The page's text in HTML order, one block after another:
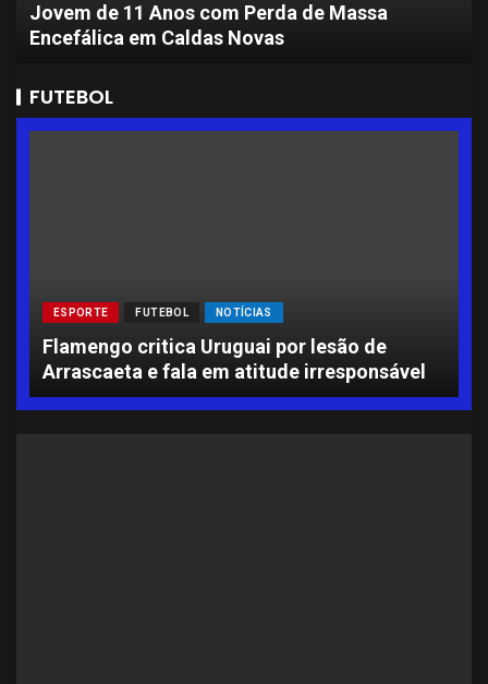
Jovem de 11 Anos com Perda de Massa
Encefálica em Caldas Novas
FUTEBOL
ESPORTE FUTEBOL NOTÍCIAS
Flamengo critica Uruguai por lesão de
Arrascaeta e fala em atitude irresponsável